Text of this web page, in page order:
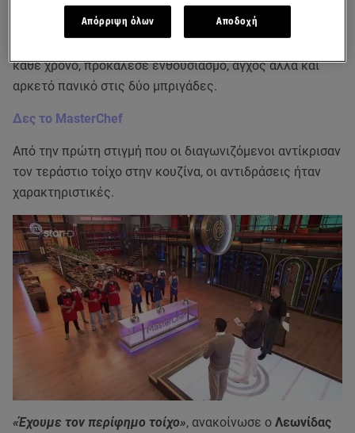
Ο περίφημος «Τοίχος»έκανε την εμφάνισή του την 5η
κάθε χρόνο, προκάλεσε ενθουσιασμό, άγχος αλλά και
αρκετό πανικό στις δύο μπριγάδες.
Δες το MasterChef
Από την πρώτη στιγμή που οι διαγωνιζόμενοι αντίκρισαν
τον τεράστιο τοίχο στην κουζίνα, οι αντιδράσεις ήταν
χαρακτηριστικές.
«Έχουμε τον περίφημο τοίχο», ανακοίνωσε ο Λεωνίδας
Απόρριψη όλων Αποδοχή